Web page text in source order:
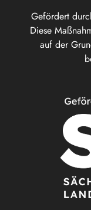
Gefördert
Diese
auf der